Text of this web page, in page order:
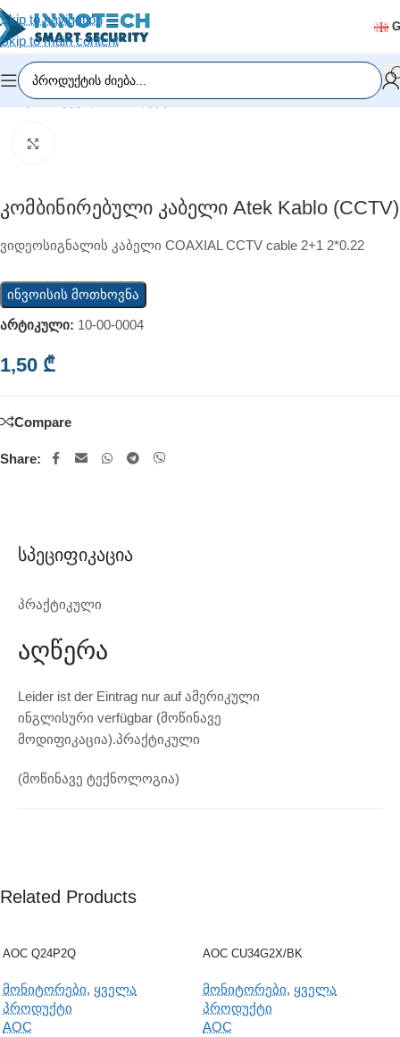
Skip to navigation
Skip to main content
მთავარი/ყველა პროდუქტი
Კომბინირებული Კაბელი Atek Kablo (CCTV)
ვიდეოსიგნალის კაბელი COAXIAL CCTV cable 2+1 2*0.22
ინვოისის მოთხოვნა
არტიკული: 10-00-0004
1,50 ₾
Compare
Share:
Სპეციფიკაცია
პრაქტიკული
Აღწერა
Leider ist der Eintrag nur auf ამერიკული
ინგლისური verfügbar (მოწინავე
მოდიფიკაცია).პრაქტიკული
(მოწინავე ტექნოლოგია)
Related Products
AOC Q24P2Q
მონიტორები, ყველა
პროდუქტი
AOC
AOC CU34G2X/BK
მონიტორები, ყველა
პროდუქტი
AOC